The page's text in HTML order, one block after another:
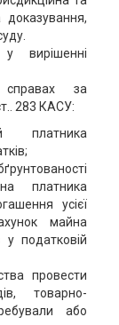
доказування,
вирішенні
за
283 КАСУ:
платника
платника
усієї
майна
податковій
провести
товарно-
або